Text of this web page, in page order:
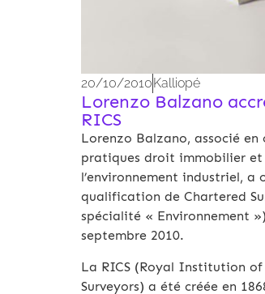
20/10/2010 Kalliopé
Lorenzo Balzano
RICS
Lorenzo Balzano, associé en
pratiques droit immobilier
l’environnement industriel, a
qualification de Chartered
spécialité « Environnement
septembre 2010.
La RICS (Royal Institution
Surveyors) a été créée en